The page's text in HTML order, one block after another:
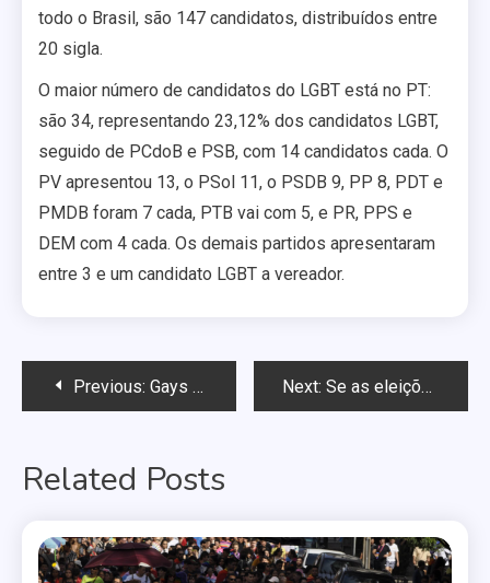
todo o Brasil, são 147 candidatos, distribuídos entre
20 sigla.
O maior número de candidatos do LGBT está no PT:
são 34, representando 23,12% dos candidatos LGBT,
seguido de PCdoB e PSB, com 14 candidatos cada. O
PV apresentou 13, o PSol 11, o PSDB 9, PP 8, PDT e
PMDB foram 7 cada, PTB vai com 5, e PR, PPS e
DEM com 4 cada. Os demais partidos apresentaram
entre 3 e um candidato LGBT a vereador.
Navegação
Post
Previous: Gays tucanos se posicionam contra projeto de deputado do PSDB Next: Se as eleições fossem hoje, em quem você votaria para Prefeito de Maringá?
Related Posts